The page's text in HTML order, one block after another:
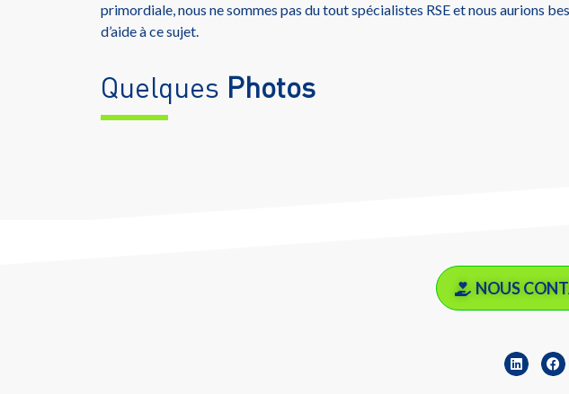
primordiale, nous ne sommes pas du tout spécialistes RSE et nous aurions
d’aide à ce sujet.
Quelques Photos
NOUS